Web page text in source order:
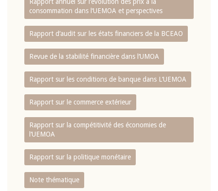
consommation dans l‘UEMOA et perspectives
Rapport d‘audit sur les états financiers de la BCEAO
Revue de la stabilité financière dans l‘UMOA
Rapport sur les conditions de banque dans L‘UEMOA
Rapport sur le commerce extérieur
Rapport sur la compétitivité des économies de
l‘UEMOA
Rapport sur la politique monétaire
Note thématique